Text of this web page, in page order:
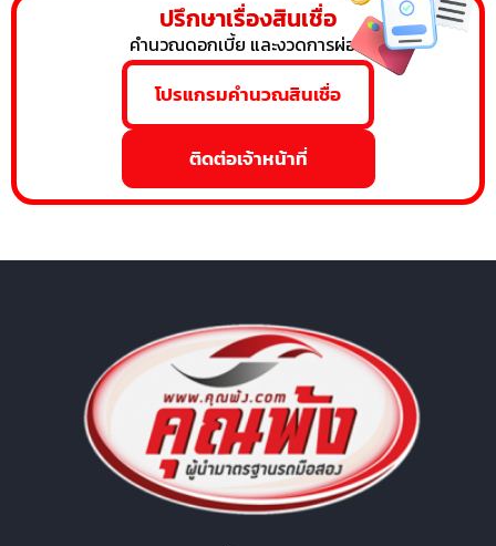
ปรึกษาเรื่องสินเชื่อ
คำนวณดอกเบี้ย และงวดการผ่อน
โปรแกรมคำนวณสินเชื่อ
ติดต่อเจ้าหน้าที่